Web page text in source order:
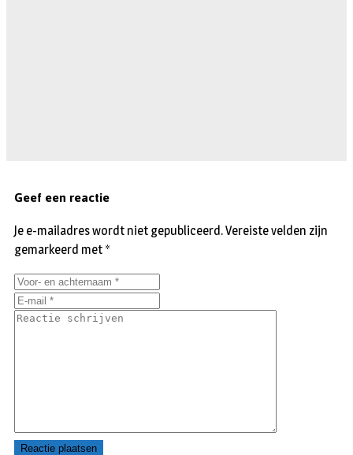
Geef een reactie
Je e-mailadres wordt niet gepubliceerd.Vereiste velden zijn
gemarkeerd met *